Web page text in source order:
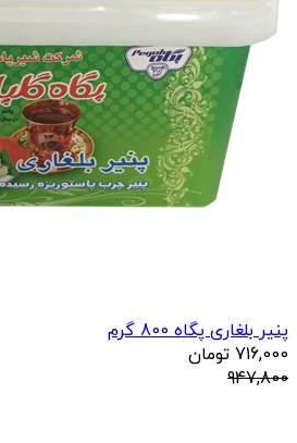
پنیر بلغاری پگاه 800 گرم
716,000 تومان
947,800